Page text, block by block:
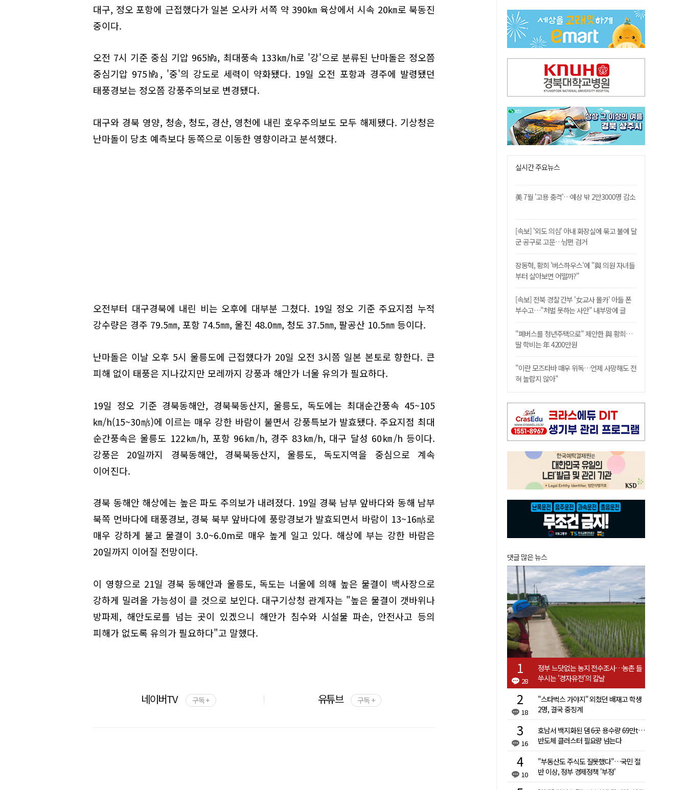
대구, 정오 포항에 근접했다가 일본 오사카 서쪽 약 390㎞ 육상에서 시속 20㎞로 북동진
중이다.
오전 7시 기준 중심 기압 965㍱, 최대풍속 133㎞/h로 '강'으로 분류된 난마돌은 정오쯤
중심기압 975㍱, '중'의 강도로 세력이 약화됐다. 19일 오전 포항과 경주에 발령됐던
태풍경보는 정오쯤 강풍주의보로 변경됐다.
대구와 경북 영양, 청송, 청도, 경산, 영천에 내린 호우주의보도 모두 해제됐다. 기상청은
난마돌이 당초 예측보다 동쪽으로 이동한 영향이라고 분석했다.
오전부터 대구경북에 내린 비는 오후에 대부분 그쳤다. 19일 정오 기준 주요지점 누적
강수량은 경주 79.5㎜, 포항 74.5㎜, 울진 48.0㎜, 청도 37.5㎜, 팔공산 10.5㎜ 등이다.
난마돌은 이날 오후 5시 울릉도에 근접했다가 20일 오전 3시쯤 일본 본토로 향한다. 큰
피해 없이 태풍은 지나갔지만 모레까지 강풍과 해안가 너울 유의가 필요하다.
19일 정오 기준 경북동해안, 경북북동산지, 울릉도, 독도에는 최대순간풍속 45~105
㎞/h(15~30㎧)에 이르는 매우 강한 바람이 불면서 강풍특보가 발효됐다. 주요지점 최대
순간풍속은 울릉도 122㎞/h, 포항 96㎞/h, 경주 83㎞/h, 대구 달성 60㎞/h 등이다.
강풍은 20일까지 경북동해안, 경북북동산지, 울릉도, 독도지역을 중심으로 계속
이어진다.
경북 동해안 해상에는 높은 파도 주의보가 내려졌다. 19일 경북 남부 앞바다와 동해 남부
북쪽 먼바다에 태풍경보, 경북 북부 앞바다에 풍랑경보가 발효되면서 바람이 13~16㎧로
매우 강하게 불고 물결이 3.0~6.0m로 매우 높게 일고 있다. 해상에 부는 강한 바람은
20일까지 이어질 전망이다.
이 영향으로 21일 경북 동해안과 울릉도, 독도는 너울에 의해 높은 물결이 백사장으로
강하게 밀려올 가능성이 클 것으로 보인다. 대구기상청 관계자는 "높은 물결이 갯바위나
방파제, 해안도로를 넘는 곳이 있겠으니 해안가 침수와 시설물 파손, 안전사고 등의
피해가 없도록 유의가 필요하다"고 말했다.
네이버TV 구독 + 유튜브 구독 +
SK하이닉스, 주당 375원 분기 배당 공시…"3분기 중 주주환원 방안 확정"
이의준 전 경북도 새마을봉사과장, 제28대 울릉군 부군수 취임
"상법개정해도 주주가 '봉'"…하이닉스 솔리다임 상장설에 술렁[개미와글와글]
실시간 주요뉴스
美 7월 '고용 충격'…예상 밖 2만3000명 감소
[속보] '외도 의심' 아내 화장실에 묶고 불에 달
군 공구로 고문…남편 검거
장동혁, 황희 '버스하우스'에 "與 의원 자녀들
부터 살아보면 어떨까?"
[속보] 전북 경찰 간부 '女교사 몰카' 아들 폰
부수고…"처벌 못하는 사안" 내부망에 글
"폐버스를 청년주택으로" 제안한 與 황희…
딸 학비는 年 4200만원
"이란 모즈타바 매우 위독…언제 사망해도 전
혀 놀랍지 않아"
댓글 많은 뉴스
28
정부 느닷없는 농지 전수조사…농촌 들
쑤시는 '경자유전'의 칼날
18
"스타벅스 가야지" 외쳤던 배재고 학생
2명, 결국 중징계
16
호남서 백지화된 댐 6곳 용수량 69만t…
반도체 클러스터 필요량 넘는다
10
"부동산도 주식도 잘못했다"…국민 절
반 이상, 정부 경제정책 '부정'